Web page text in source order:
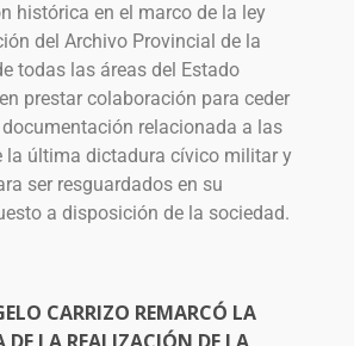
histórica en el marco de la ley
del Archivo Provincial de la
todas las áreas del Estado
prestar colaboración para ceder
relacionada a las
la última dictadura cívico militar y
ser resguardados en su
a disposición de la sociedad.
CARRIZO REMARCÓ LA